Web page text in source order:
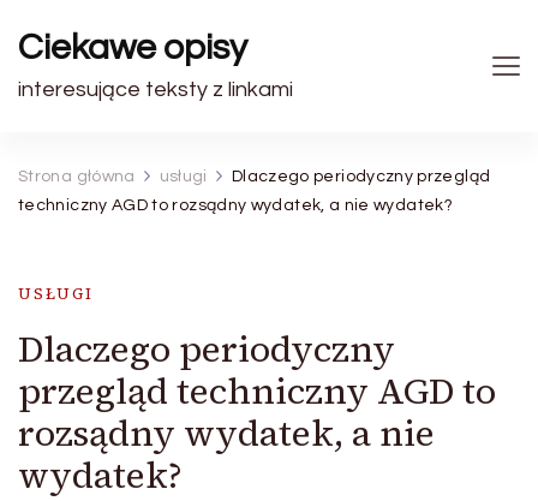
Ciekawe opisy
interesujące teksty z linkami
Strona główna usługi
Dlaczego periodyczny przegląd
techniczny AGD to rozsądny wydatek, a nie wydatek?
USŁUGI
Dlaczego periodyczny
przegląd techniczny AGD to
rozsądny wydatek, a nie
wydatek?